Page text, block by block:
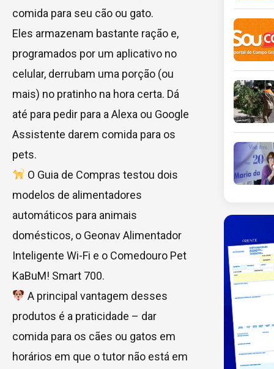
comida para seu cão ou gato.
Eles armazenam bastante ração e,
programados por um aplicativo no
celular, derrubam uma porção (ou
mais) no pratinho na hora certa. Dá
até para pedir para a Alexa ou Google
Assistente darem comida para os
pets.
O Guia de Compras testou dois
modelos de alimentadores
automáticos para animais
domésticos, o Geonav Alimentador
Inteligente Wi-Fi e o Comedouro Pet
KaBuM! Smart 700.
A principal vantagem desses
produtos é a praticidade – dar
comida para os cães ou gatos em
horários em que o tutor não está em